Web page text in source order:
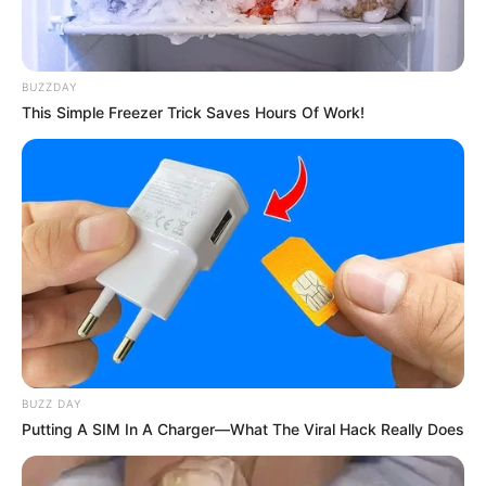
BUZZDAY
This Simple Freezer Trick Saves Hours Of Work!
BUZZ DAY
Putting A SIM In A Charger—What The Viral Hack Really Does